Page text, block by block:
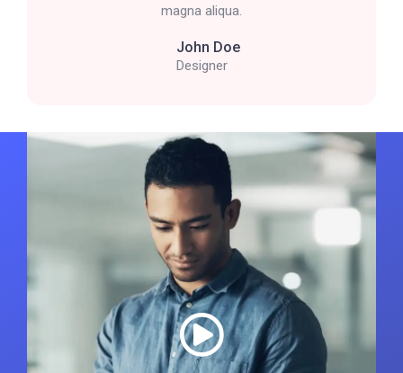
magna aliqua.
John Doe
Designer